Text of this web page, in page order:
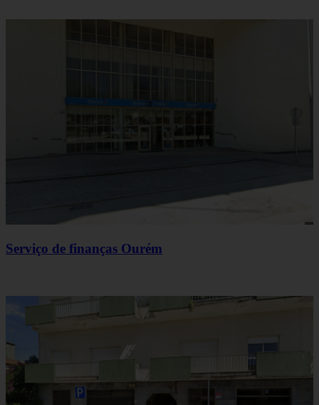
Serviço de finanças Ourém